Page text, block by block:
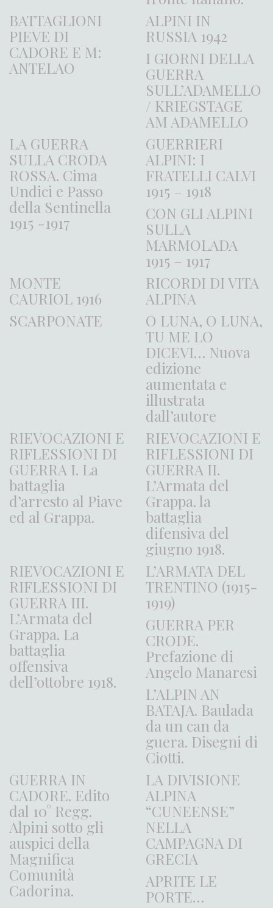
BATTAGLIONI
PIEVE DI
CADORE E M:
ANTELAO
ALPINI IN
RUSSIA 1942
I GIORNI DELLA
GUERRA
SULL’ADAMELLO
/ KRIEGSTAGE
AM ADAMELLO
LA GUERRA
SULLA CRODA
ROSSA. Cima
Undici e Passo
della Sentinella
1915 -1917
GUERRIERI
ALPINI: I
FRATELLI CALVI
1915 – 1918
CON GLI ALPINI
SULLA
MARMOLADA
1915 – 1917
MONTE
CAURIOL 1916
RICORDI DI VITA
ALPINA
SCARPONATE
O LUNA, O LUNA,
TU ME LO
DICEVI… Nuova
edizione
aumentata e
illustrata
dall’autore
RIEVOCAZIONI E
RIFLESSIONI DI
GUERRA I. La
battaglia
d’arresto al Piave
ed al Grappa.
RIEVOCAZIONI E
RIFLESSIONI DI
GUERRA II.
L’Armata del
Grappa. la
battaglia
difensiva del
giugno 1918.
RIEVOCAZIONI E
RIFLESSIONI DI
GUERRA III.
L’Armata del
Grappa. La
battaglia
offensiva
dell’ottobre 1918.
L’ARMATA DEL
TRENTINO (1915-
1919)
GUERRA PER
CRODE.
Prefazione di
Angelo Manaresi
L’ALPIN AN
BATAJA. Baulada
da un can da
guera. Disegni di
Ciotti.
GUERRA IN
CADORE. Edito
dal 10° Regg.
Alpini sotto gli
auspici della
Magnifica
Comunità
Cadorina.
LA DIVISIONE
ALPINA
“CUNEENSE”
NELLA
CAMPAGNA DI
GRECIA
APRITE LE
PORTE…